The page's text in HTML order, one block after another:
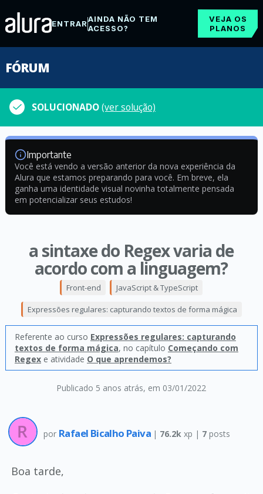
ENTRARAINDA NÃO TEM
ACESSO?
VEJA OS
PLANOS
FÓRUM
SOLUCIONADO(ver solução)
Importante
Você está vendo a versão anterior da nova experiência da
Alura que estamos preparando para você. Em breve, ela
ganha uma identidade visual novinha totalmente pensada
em potencializar seus estudos!
a sintaxe do Regex varia de
acordo com a linguagem?
Publicado 5 anos atrás, em 03/01/2022
Front-end JavaScript & TypeScript
Expressões regulares: capturando textos de forma mágica
Referente ao curso Expressões regulares: capturando
textos de forma mágica, no capítulo Começando com
Regexe atividade O que aprendemos?
por Rafael Bicalho Paiva | 76.2k xp | 7 posts
Boa tarde,